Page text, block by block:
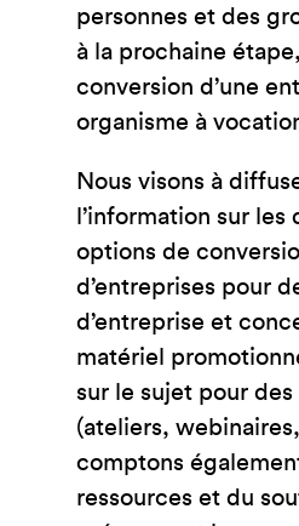
personnes et des
à la prochaine
conversion d’une
organisme à
Nous visons à
l’information sur les
options de
d’entreprises pour
d’entreprise et
matériel
sur le sujet pour des
(ateliers,
comptons
ressources et du